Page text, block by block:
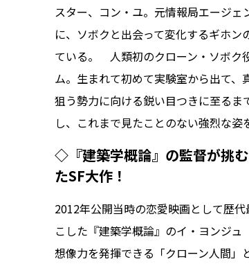
スター、コン・ユ。元情報局エージ
に、ソボクと出会って変化するギホ
ている。 人類初のクローン・ソボク
ム。生まれて初めて実験室から出て
狙う勢力に向ける鋭い目つきに至る
し、これまで見たことのない強烈な姿
◇『建築学概論』の監督が挑
たSF大作！
2012年公開当時の恋愛映画として歴
こした『建築学概論』のイ・ヨンジ
想像力を発揮できる「クローン人間」